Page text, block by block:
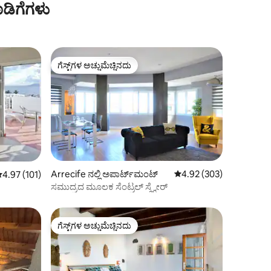
ರಲ್ಲಿ 4.97 ಸರಾಸರಿ ರೇಟಿಂಗ್, 101 ವಿಮರ್ಶೆಗಳು
4.97 (101)
ಗೆಸ್ಟ್‌ಗಳ ಅಚ್ಚುಮೆಚ್ಚಿನದು
ಗೆಸ್ಟ್‌ಗಳ ಅಚ್ಚುಮೆಚ್ಚಿನದು
Arrecife ನಲ್ಲಿ ಅಪಾರ್ಟ್‌ಮಂಟ್ 5 ರಲ್ಲಿ 4.92 ಸರಾಸರಿ
4.92 (303)
ಸಮುದ್ರದ ಮೂಲಕ ಸೆಂಟ್ರಲ್ ಸ್ಕ್ವೇರ್
ಗೆಸ್ಟ್‌ಗಳ ಅಚ್ಚುಮೆಚ್ಚಿನದು
ಗೆಸ್ಟ್‌ಗಳ ಅಚ್ಚುಮೆಚ್ಚಿನದು